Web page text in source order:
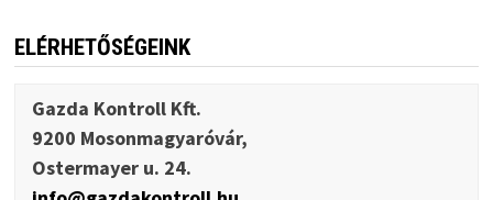
ELÉRHETŐSÉGEINK
Gazda Kontroll Kft.
9200 Mosonmagyaróvár,
Ostermayer u. 24.